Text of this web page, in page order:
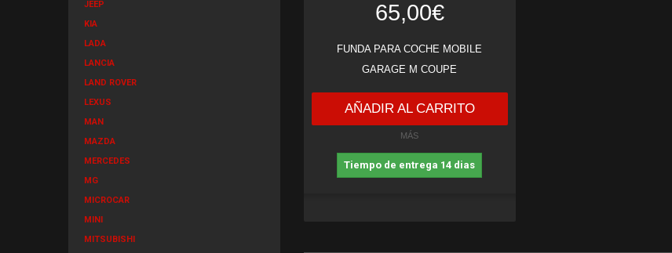
JEEP
KIA
LADA
LANCIA
LAND ROVER
LEXUS
MAN
MAZDA
MERCEDES
MG
MICROCAR
MINI
MITSUBISHI
65,00€
FUNDA PARA COCHE MOBILE
GARAGE M COUPE
AÑADIR AL CARRITO
MÁS
Tiempo de entrega 14 dias